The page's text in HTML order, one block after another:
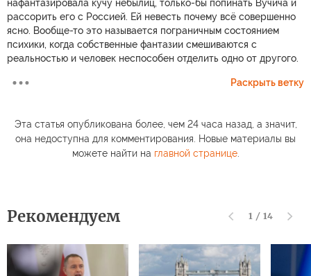
нафантазировала кучу небылиц, только-бы попинать Вучича и
рассорить его с Россией. Ей невесть почему всё совершенно
ясно. Вообще-то это называется пограничным состоянием
психики, когда собственные фантазии смешиваются с
реальностью и человек неспособен отделить одно от другого.
Раскрыть ветку
Эта статья опубликована более, чем 24 часа назад, а значит,
она недоступна для комментирования. Новые материалы вы
можете найти на главной странице.
Рекомендуем 1 / 14